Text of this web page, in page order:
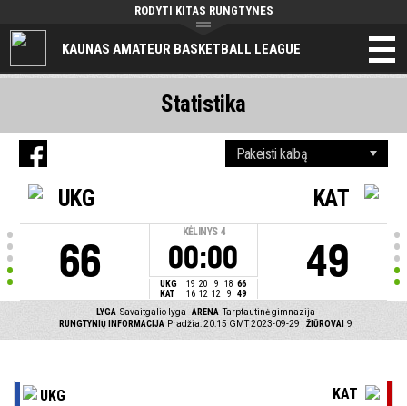
KAUNAS AMATEUR BASKETBALL LEAGUE
RODYTI KITAS RUNGTYNES
UKG
66
KĖLINYS 4
00:00
UKG 19 20 9 18 66
KAT
16 12 12 9 49
KAT
49
LYGA Savaitgalio lyga ARENA Tarptautinė gimnazija
RUNGTYNIŲ INFORMACIJA Pradžia: 20:15 GMT 2023-09-29 ŽIŪROVAI 9
Statistika
UKG
KAT